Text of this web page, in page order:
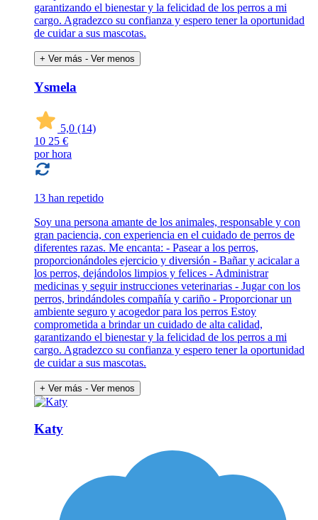
garantizando el bienestar y la felicidad de los perros a mi
cargo. Agradezco su confianza y espero tener la oportunidad
de cuidar a sus mascotas.
+ Ver más - Ver menos
Ysmela
5,0 (14)
10 25 €
por hora
13 han repetido
Soy una persona amante de los animales, responsable y con
gran paciencia, con experiencia en el cuidado de perros de
diferentes razas. Me encanta: - Pasear a los perros,
proporcionándoles ejercicio y diversión - Bañar y acicalar a
los perros, dejándolos limpios y felices - Administrar
medicinas y seguir instrucciones veterinarias - Jugar con los
perros, brindándoles compañía y cariño - Proporcionar un
ambiente seguro y acogedor para los perros Estoy
comprometida a brindar un cuidado de alta calidad,
garantizando el bienestar y la felicidad de los perros a mi
cargo. Agradezco su confianza y espero tener la oportunidad
de cuidar a sus mascotas.
+ Ver más - Ver menos
Katy